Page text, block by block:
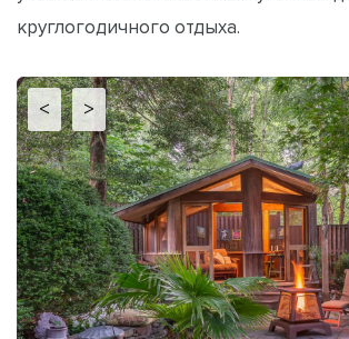
круглогодичного отдыха.
< >